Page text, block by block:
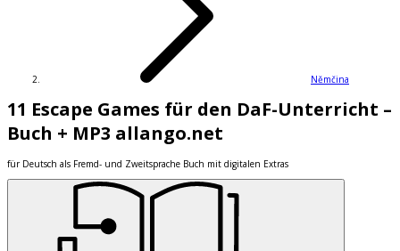
Němčina
11 Escape Games für den DaF-Unterricht –
Buch + MP3 allango.net
für Deutsch als Fremd- und Zweitsprache Buch mit digitalen Extras